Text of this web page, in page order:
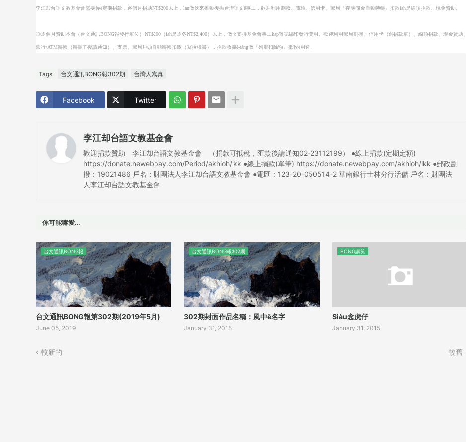
李江却台語文教基金會需要你ê定期捐款，逐個月捐助NT$200以上，lán做伙來推動復振台灣語文ê事工，歡迎利用劃撥、電匯、信用卡、郵局『存簿儲金自動轉帳』扣款iah是線頂捐款、現金贊助。
◎逐個月贊助本會（台文通訊BONG報發行單位）NT$200（iah是逐冬NT$2,400）以上， 做伙支持基金會事工kap雜誌編印發行費用。歡迎利用郵局劃撥、信用卡（寫捐款單）、線頂捐款、現金贊助、
銀行/ATM轉帳（轉帳了後請通知）、支票、郵局戶頭自動轉帳扣繳（寫授權書），捐款收據ē-tàng做『列舉扣除額』抵稅ê用途。
Tags 台文通訊BONG報302期 台灣人寫真
Facebook Twitter
李江却台語文教基金會
歡迎捐款贊助 李江却台語文教基金會 （捐款可抵稅，匯款後請通知02-23112199） ●線上捐款(定期定額)
https://donate.newebpay.com/Period/akhioh/lkk ●線上捐款(單筆) https://donate.newebpay.com/akhioh/lkk ●郵政劃
撥：19021486 戶名：財團法人李江却台語文教基金會 ●電匯：123-20-050514-2 華南銀行士林分行活儲 戶名：財團法
人李江却台語文教基金會
你可能嘛愛...
台文通訊BONG報
台文通訊BONG報第302期(2019年5月)
June 05, 2019
台文通訊BONG報302期
302期封面作品名稱：風中ê名字
January 31, 2015
BÓNG講笑
Siàu念虎仔
January 31, 2015
較新的 較舊